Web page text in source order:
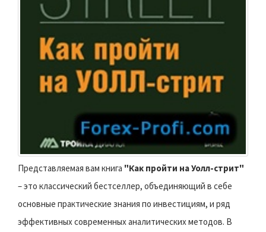
Представляемая вам книга "Как пройти на Уолл-стрит"
– это классический бестселлер, объединяющий в себе
основные практические знания по инвестициям, и ряд
эффективных современных аналитических методов. В